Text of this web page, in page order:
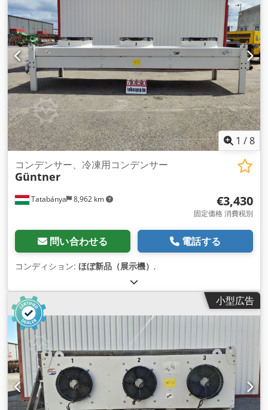
1 /8
Tatabánya 8,962 km
コンデンサー、冷凍用コンデンサー
Güntner
€3,430
固定価格 消費税別
問い合わせる 電話する
コンディション: ほぼ新品（展示機） ,
小型広告